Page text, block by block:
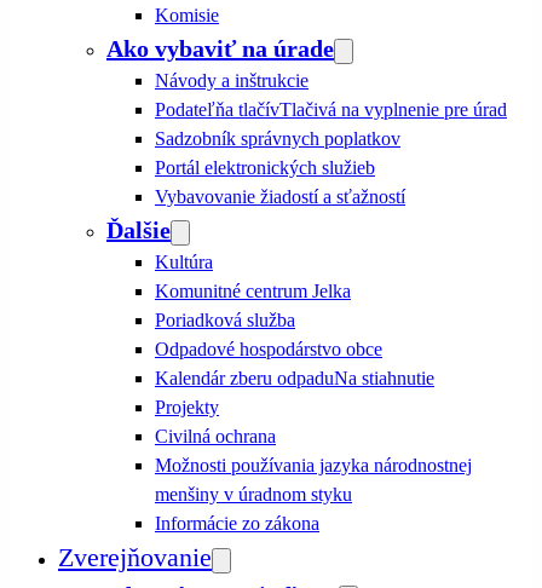
Komisie
Ako vybaviť na úrade
Návody a inštrukcie
Podateľňa tlačívTlačivá na vyplnenie pre úrad
Sadzobník správnych poplatkov
Portál elektronických služieb
Vybavovanie žiadostí a sťažností
Ďalšie
Kultúra
Komunitné centrum Jelka
Poriadková služba
Odpadové hospodárstvo obce
Kalendár zberu odpaduNa stiahnutie
Projekty
Civilná ochrana
Možnosti používania jazyka národnostnej
menšiny v úradnom styku
Informácie zo zákona
Zverejňovanie